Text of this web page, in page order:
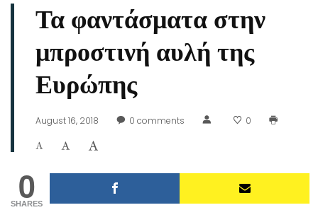
Τα φαντάσματα στην
μπροστινή αυλή της
Ευρώπης
August 16, 2018 0 comments 0
0
SHARES